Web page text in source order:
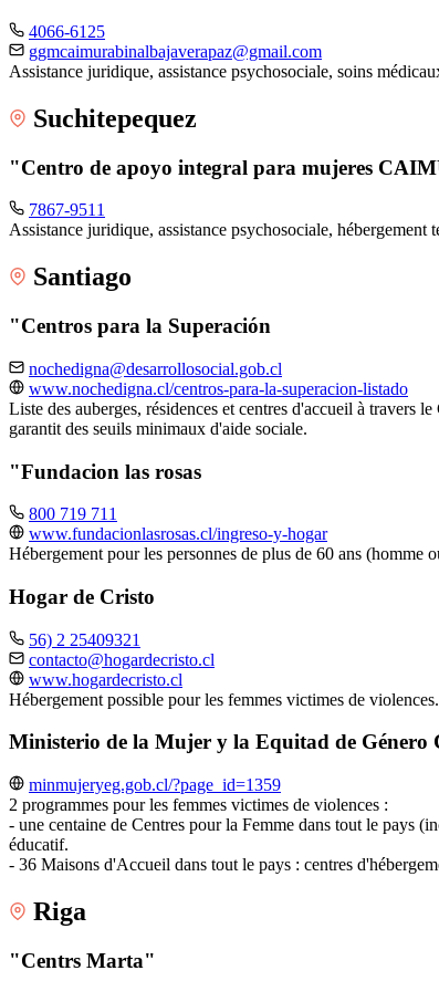
4066-6125
ggmcaimurabinalbajaverapaz@gmail.com
Assistance juridique, assistance psychosociale, soins
Suchitepequez
"Centro de apoyo integral para mujeres
7867-9511
Assistance juridique, assistance psychosociale, hébergement
Santiago
"Centros para la Superación
nochedigna@desarrollosocial.gob.cl
www.nochedigna.cl/centros-para-la-superacion-listado
Liste des auberges, résidences et centres d'accueil à travers
garantit des seuils minimaux d'aide sociale.
"Fundacion las rosas
800 719 711
www.fundacionlasrosas.cl/ingreso-y-hogar
Hébergement pour les personnes de plus de 60 ans
Hogar de Cristo
56) 2 25409321
contacto@hogardecristo.cl
www.hogardecristo.cl
Hébergement possible pour les femmes victimes de violences.
Ministerio de la Mujer y la Equitad de Género
minmujeryeg.gob.cl/?page_id=1359
2 programmes pour les femmes victimes de violences :
- une centaine de Centres pour la Femme dans tout le pays
éducatif.
- 36 Maisons d'Accueil dans tout le pays : centres
Riga
"Centrs Marta"